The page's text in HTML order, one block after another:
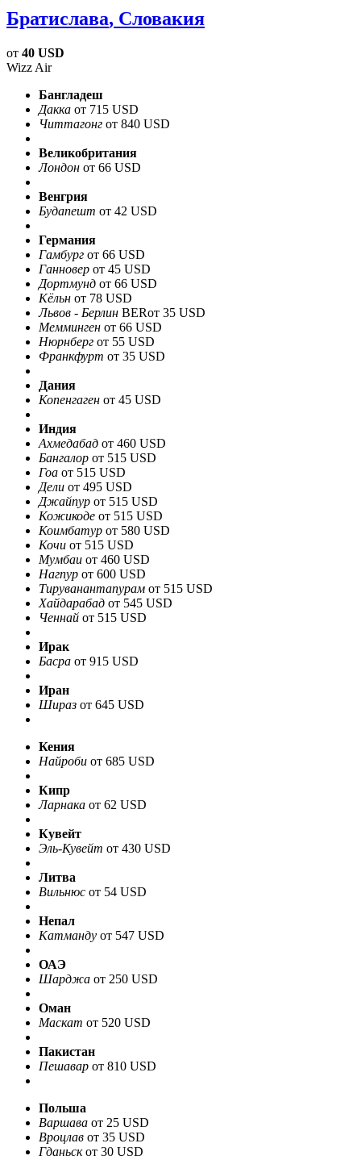
Братислава, Словакия
от 40 USD
Wizz Air
Бангладеш
Дакка от 715 USD
Читтагонг от 840 USD
Великобритания
Лондон от 66 USD
Венгрия
Будапешт от 42 USD
Германия
Гамбург от 66 USD
Ганновер от 45 USD
Дортмунд от 66 USD
Кёльн от 78 USD
Львов - Берлин BERот 35 USD
Мемминген от 66 USD
Нюрнберг от 55 USD
Франкфурт от 35 USD
Дания
Копенгаген от 45 USD
Индия
Ахмедабад от 460 USD
Бангалор от 515 USD
Гоа от 515 USD
Дели от 495 USD
Джайпур от 515 USD
Кожикоде от 515 USD
Коимбатур от 580 USD
Кочи от 515 USD
Мумбаи от 460 USD
Нагпур от 600 USD
Тируванантапурам от 515 USD
Хайдарабад от 545 USD
Ченнай от 515 USD
Ирак
Басра от 915 USD
Иран
Шираз от 645 USD
Кения
Найроби от 685 USD
Кипр
Ларнака от 62 USD
Кувейт
Эль-Кувейт от 430 USD
Литва
Вильнюс от 54 USD
Непал
Катманду от 547 USD
ОАЭ
Шарджа от 250 USD
Оман
Маскат от 520 USD
Пакистан
Пешавар от 810 USD
Польша
Варшава от 25 USD
Вроцлав от 35 USD
Гданьск от 30 USD